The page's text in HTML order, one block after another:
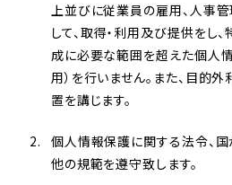
上並びに従業員の雇用、人事
して、取得・利用及び提供をし
成に必要な範囲を超えた個人
用）を行いません。また、目的
置を講じます。
個人情報保護に関する法令、
他の規範を遵守致します。